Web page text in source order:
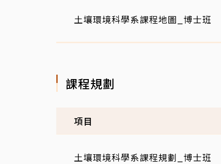
土壤環境科學系課程地圖_博士班
課程規劃
項目
土壤環境科學系課程規劃_博士班